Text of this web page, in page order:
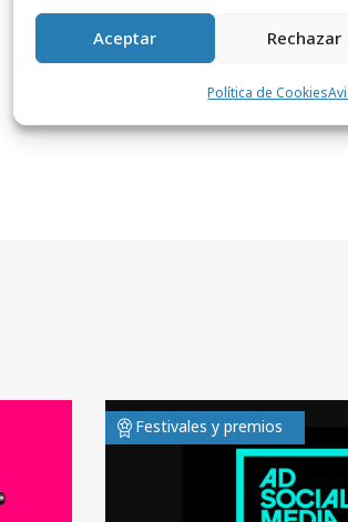
Aceptar Rechazar
Política de Cookies
Festivales y premios